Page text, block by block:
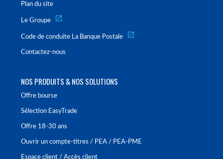
Plan du site
Le Groupe
Code de conduite La Banque Postale
Contactez-nous
NOS PRODUITS & NOS SOLUTIONS
Offre bourse
Sélection EasyTrade
Offre 18-30 ans
Ouvrir un compte-titres / PEA / PEA-PME
Espace client / Accès client